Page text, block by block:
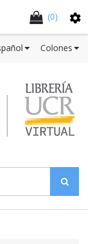
(0)
Colones